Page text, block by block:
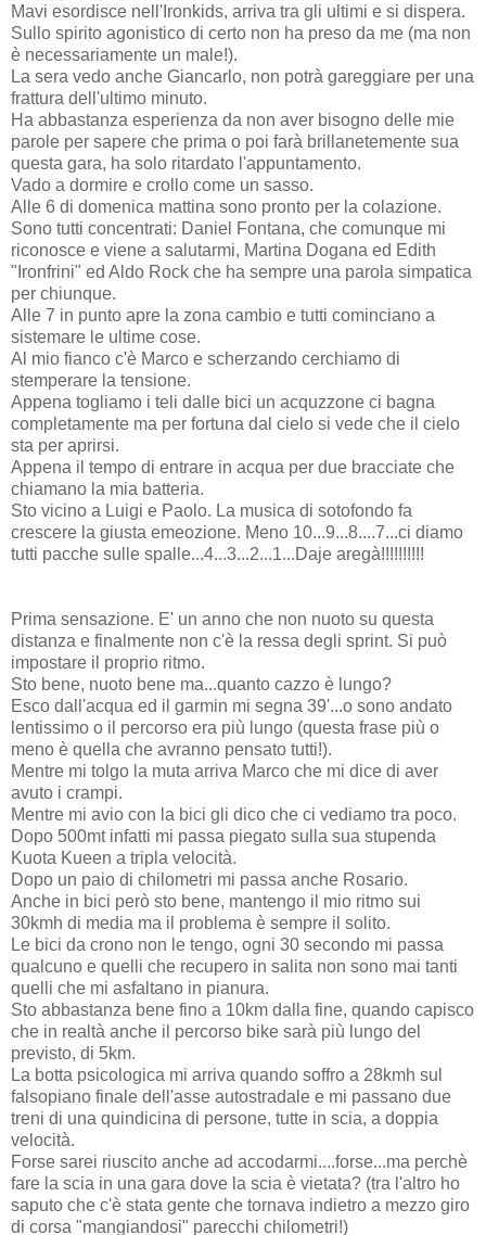
Mavi esordisce nell'Ironkids, arriva tra gli ultimi e si dispera.
Sullo spirito agonistico di certo non ha preso da me (ma non
è necessariamente un male!).
La sera vedo anche Giancarlo, non potrà gareggiare per una
frattura dell'ultimo minuto.
Ha abbastanza esperienza da non aver bisogno delle mie
parole per sapere che prima o poi farà brillanetemente sua
questa gara, ha solo ritardato l'appuntamento.
Vado a dormire e crollo come un sasso.
Alle 6 di domenica mattina sono pronto per la colazione.
Sono tutti concentrati: Daniel Fontana, che comunque mi
riconosce e viene a salutarmi, Martina Dogana ed Edith
"Ironfrini" ed Aldo Rock che ha sempre una parola simpatica
per chiunque.
Alle 7 in punto apre la zona cambio e tutti cominciano a
sistemare le ultime cose.
Al mio fianco c'è Marco e scherzando cerchiamo di
stemperare la tensione.
Appena togliamo i teli dalle bici un acquzzone ci bagna
completamente ma per fortuna dal cielo si vede che il cielo
sta per aprirsi.
Appena il tempo di entrare in acqua per due bracciate che
chiamano la mia batteria.
Sto vicino a Luigi e Paolo. La musica di sotofondo fa
crescere la giusta emeozione. Meno 10...9...8....7...ci diamo
tutti pacche sulle spalle...4...3...2...1...Daje aregà!!!!!!!!!!
Prima sensazione. E' un anno che non nuoto su questa
distanza e finalmente non c'è la ressa degli sprint. Si può
impostare il proprio ritmo.
Sto bene, nuoto bene ma...quanto cazzo è lungo?
Esco dall'acqua ed il garmin mi segna 39'...o sono andato
lentissimo o il percorso era più lungo (questa frase più o
meno è quella che avranno pensato tutti!).
Mentre mi tolgo la muta arriva Marco che mi dice di aver
avuto i crampi.
Mentre mi avio con la bici gli dico che ci vediamo tra poco.
Dopo 500mt infatti mi passa piegato sulla sua stupenda
Kuota Kueen a tripla velocità.
Dopo un paio di chilometri mi passa anche Rosario.
Anche in bici però sto bene, mantengo il mio ritmo sui
30kmh di media ma il problema è sempre il solito.
Le bici da crono non le tengo, ogni 30 secondo mi passa
qualcuno e quelli che recupero in salita non sono mai tanti
quelli che mi asfaltano in pianura.
Sto abbastanza bene fino a 10km dalla fine, quando capisco
che in realtà anche il percorso bike sarà più lungo del
previsto, di 5km.
La botta psicologica mi arriva quando soffro a 28kmh sul
falsopiano finale dell'asse autostradale e mi passano due
treni di una quindicina di persone, tutte in scia, a doppia
velocità.
Forse sarei riuscito anche ad accodarmi....forse...ma perchè
fare la scia in una gara dove la scia è vietata? (tra l'altro ho
saputo che c'è stata gente che tornava indietro a mezzo giro
di corsa "mangiandosi" parecchi chilometri!)